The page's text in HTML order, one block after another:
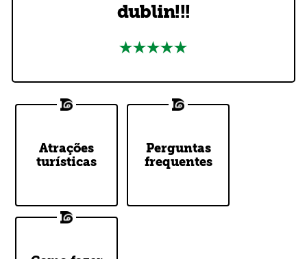
dublin!!!
Atrações
turísticas
DoDublin
Tour Stops
Perguntas
frequentes
Top Questions
Answered